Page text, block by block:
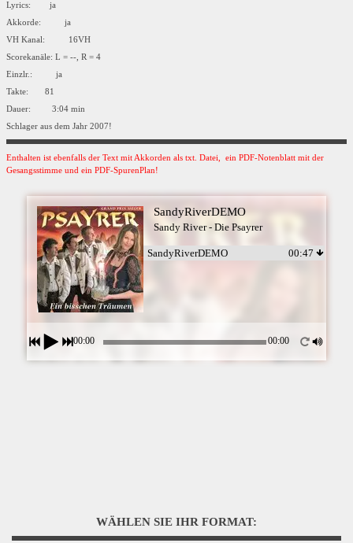
Lyrics: ja
Akkorde: ja
VH Kanal: 16VH
Scorekanäle: L = --, R = 4
Einzlr.: ja
Takte: 81
Dauer: 3:04 min
Schlager aus dem Jahr 2007!
Enthalten ist ebenfalls der Text mit Akkorden als txt. Datei, ein PDF-Notenblatt mit der
Gesangsstimme und ein PDF-SpurenPlan!
SandyRiverDEMO
Sandy River - Die Psayrer
SandyRiverDEMO 00:47
00:00 00:00
WÄHLEN SIE IHR FORMAT: